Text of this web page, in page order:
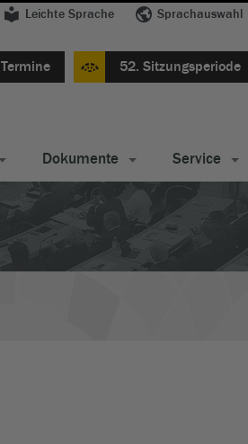
Leichte Sprache Sprachauswahl
Termine 52. Sitzungsperiode
Dokumente Service